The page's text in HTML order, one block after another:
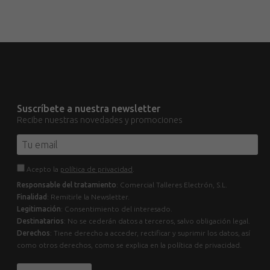
Suscríbete a nuestra newsletter
Recibe nuestras novedades y promociones
Acepto la política de privacidad
Responsable del tratamiento: Comercial Talleres Electrón, S.L.
Finalidad : Remitirle la Newsletter.
Legitimación: Consentimiento del interesado.
Destinatarios: No se cederán datos a terceros, salvo obligación legal.
Derechos: Tiene derecho a acceder, rectificar y suprimir los datos, así
como otros derechos, como se explica en la política de privacidad.